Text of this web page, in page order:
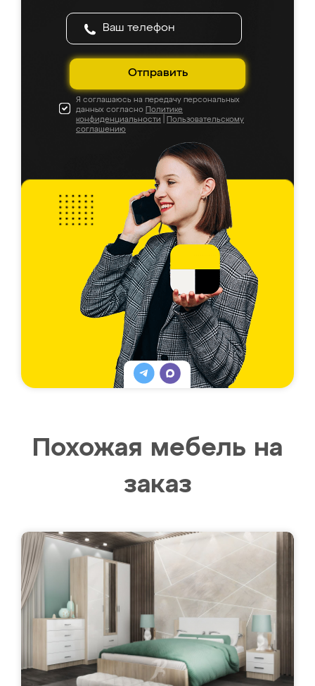
Отправить
Я соглашаюсь на передачу персональных
данных согласно Политике
конфиденциальности
Пользовательскому
соглашению
Похожая мебель на
заказ